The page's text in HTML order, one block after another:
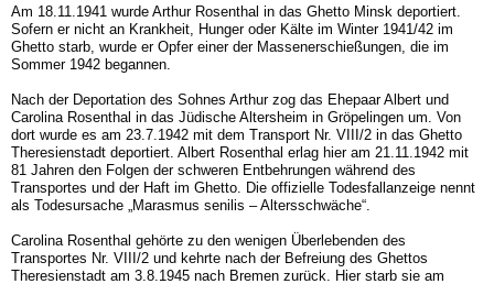
Am 18.11.1941 wurde Arthur Rosenthal in das Ghetto Minsk deportiert.
Sofern er nicht an Krankheit, Hunger oder Kälte im Winter 1941/42 im
Ghetto starb, wurde er Opfer einer der Massenerschießungen, die im
Sommer 1942 begannen.
Nach der Deportation des Sohnes Arthur zog das Ehepaar Albert und
Carolina Rosenthal in das Jüdische Altersheim in Gröpelingen um. Von
dort wurde es am 23.7.1942 mit dem Transport Nr. VIII/2 in das Ghetto
Theresienstadt deportiert. Albert Rosenthal erlag hier am 21.11.1942 mit
81 Jahren den Folgen der schweren Entbehrungen während des
Transportes und der Haft im Ghetto. Die offizielle Todesfallanzeige nennt
als Todesursache „Marasmus senilis – Altersschwäche“.
Carolina Rosenthal gehörte zu den wenigen Überlebenden des
Transportes Nr. VIII/2 und kehrte nach der Befreiung des Ghettos
Theresienstadt am 3.8.1945 nach Bremen zurück. Hier starb sie am